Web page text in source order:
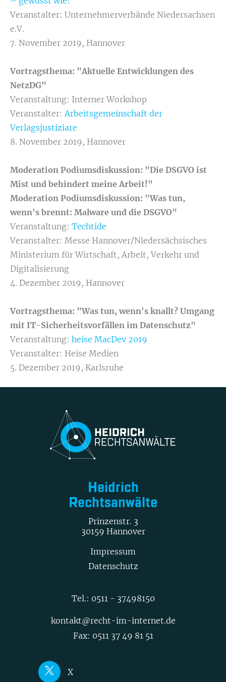
Veranstalter: Unternehmerverbände Niedersachsen
e.V.
7. November 2019, Hannover
Vortragsthema: "Aktuelle Entwicklungen des
NetzDG"
Veranstaltung: Interner Workshop
Veranstalter: Arbeitsgemeinschaft der
Verlagsjustiziare
8. November 2019, Hannover
Moderation Podiumsdiskussion: "Die DSGVO ist
Mist und behindert meine Arbeit!"
Moderation Podiumsdiskussion: "Was tun,
wenn's brennt: Malware und die DSGVO"
Veranstaltung: Techtide
Veranstalter: Messe Hannover/Niedersächsisches
Ministerium für Wirtschaft, Arbeit, Verkehr und
Digitalisierung
4. Dezember 2019, Hannover
Vortragsthema: "Was tun, wenn's knallt? Umgang
mit IT-Sicherheitsvorfällen im Datenschutz"
Veranstaltung: heise MacDev 2019
Veranstalter: Heise Medien
5. Dezember 2019, Karlsruhe
Heidrich
Rechtsanwälte
Prinzenstr. 3
30159 Hannover
Impressum
Datenschutz
Tel.: 0511 - 37498150
kontakt@recht-im-internet.de
Fax: 0511 37 49 81 51
X